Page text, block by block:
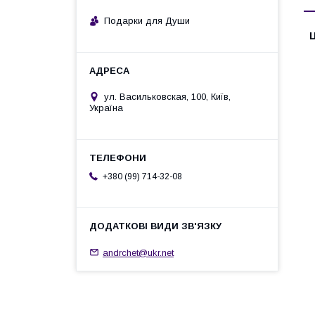
Подарки для Души
ул. Васильковская, 100, Київ,
Україна
+380 (99) 714-32-08
andrchet@ukr.net